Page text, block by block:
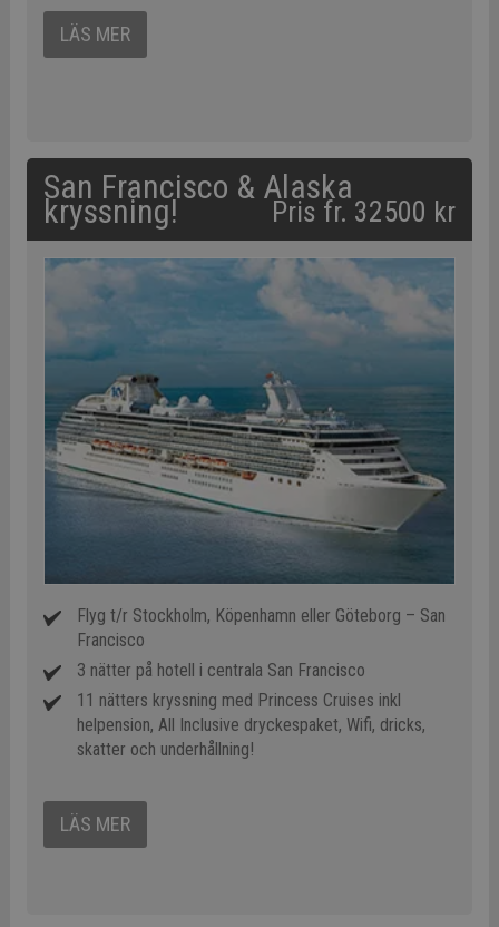
LÄS MER
San Francisco & Alaska
kryssning! Pris fr. 32500 kr
Flyg t/r Stockholm, Köpenhamn eller Göteborg – San
Francisco
3 nätter på hotell i centrala San Francisco
11 nätters kryssning med Princess Cruises inkl
helpension, All Inclusive dryckespaket, Wifi, dricks,
skatter och underhållning!
LÄS MER